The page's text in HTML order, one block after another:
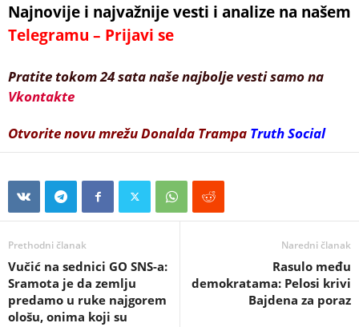
Najnovije i najvažnije vesti i analize na našem
Telegramu – Prijavi se
Pratite tokom 24 sata naše najbolje vesti samo na
Vkontakte
Otvorite novu mrežu Donalda Trampa Truth Social
Prethodni članak
Vučić na sednici GO SNS-a:
Sramota je da zemlju
predamo u ruke najgorem
ološu, onima koji su
Naredni članak
Rasulo među
demokratama: Pelosi krivi
Bajdena za poraz